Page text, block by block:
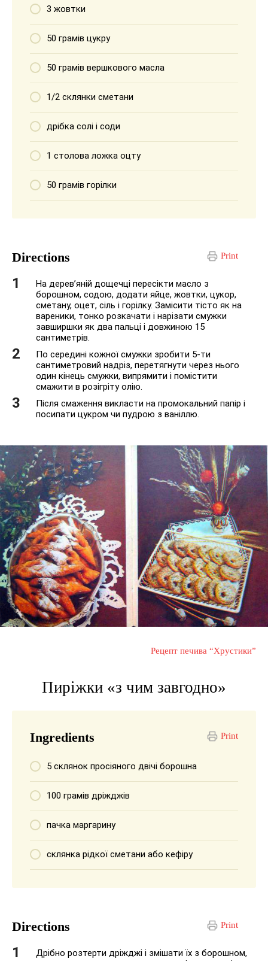
3 жовтки
50 грамів цукру
50 грамів вершкового масла
1/2 склянки сметани
дрібка солі і соди
1 столова ложка оцту
50 грамів горілки
Print
Directions
На дерев’яній дощечці пересікти масло з
борошном, содою, додати яйце, жовтки, цукор,
сметану, оцет, сіль і горілку. Замісити тісто як на
вареники, тонко розкачати і нарізати смужки
завширшки як два пальці і довжиною 15
сантиметрів.
По середині кожної смужки зробити 5-ти
сантиметровий надріз, перетягнути через нього
один кінець смужки, випрямити і помістити
смажити в розігріту олію.
Після смаження викласти на промокальний папір і
посипати цукром чи пудрою з ваніллю.
Рецепт печива “Хрустики”
Пиріжки «з чим завгодно»
Print
Ingredients
5 склянок просіяного двічі борошна
100 грамів дріжджів
пачка маргарину
склянка рідкої сметани або кефіру
Print
Directions
Дрібно розтерти дріжджі і змішати їх з борошном,